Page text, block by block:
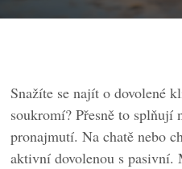
Snažíte se najít o dovolené
soukromí? Přesně to splňují
pronajmutí. Na chatě nebo
aktivní dovolenou s pasivní.